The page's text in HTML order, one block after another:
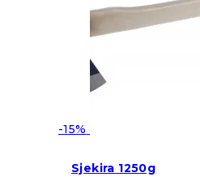
-15%
Sjekira 1250g